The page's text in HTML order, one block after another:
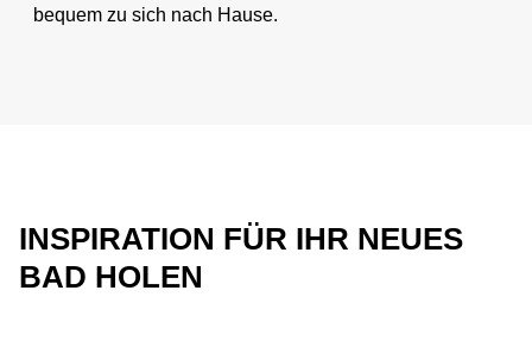
bequem zu sich nach Hause.
INSPIRATION FÜR IHR NEUES
BAD HOLEN